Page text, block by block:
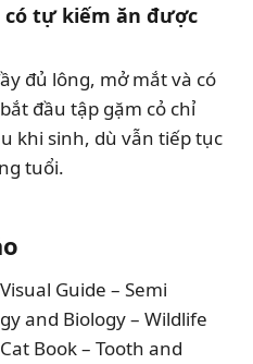
có tự kiếm ăn được
đủ lông, mở mắt và có
đầu tập gặm cỏ chỉ
khi sinh, dù vẫn tiếp tục
tuổi.
Guide – Semi
and Biology – Wildlife
Book – Tooth and